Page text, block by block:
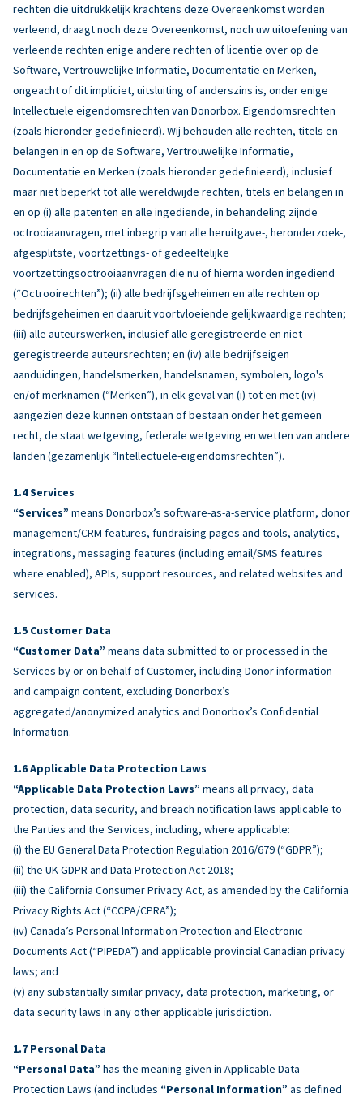
rechten die uitdrukkelijk krachtens deze Overeenkomst worden
verleend, draagt noch deze Overeenkomst, noch uw uitoefening van
verleende rechten enige andere rechten of licentie over op de
Software, Vertrouwelijke Informatie, Documentatie en Merken,
ongeacht of dit impliciet, uitsluiting of anderszins is, onder enige
Intellectuele eigendomsrechten van Donorbox. Eigendomsrechten
(zoals hieronder gedefinieerd). Wij behouden alle rechten, titels en
belangen in en op de Software, Vertrouwelijke Informatie,
Documentatie en Merken (zoals hieronder gedefinieerd), inclusief
maar niet beperkt tot alle wereldwijde rechten, titels en belangen in
en op (i) alle patenten en alle ingediende, in behandeling zijnde
octrooiaanvragen, met inbegrip van alle heruitgave-, heronderzoek-,
afgesplitste, voortzettings- of gedeeltelijke
voortzettingsoctrooiaanvragen die nu of hierna worden ingediend
(“Octrooirechten”); (ii) alle bedrijfsgeheimen en alle rechten op
bedrijfsgeheimen en daaruit voortvloeiende gelijkwaardige rechten;
(iii) alle auteurswerken, inclusief alle geregistreerde en niet-
geregistreerde auteursrechten; en (iv) alle bedrijfseigen
aanduidingen, handelsmerken, handelsnamen, symbolen, logo's
en/of merknamen (“Merken”), in elk geval van (i) tot en met (iv)
aangezien deze kunnen ontstaan of bestaan onder het gemeen
recht, de staat wetgeving, federale wetgeving en wetten van andere
landen (gezamenlijk “Intellectuele-eigendomsrechten”).
Services
“Services” means Donorbox’s software-as-a-service platform, donor
management/CRM features, fundraising pages and tools, analytics,
integrations, messaging features (including email/SMS features
where enabled), APIs, support resources, and related websites and
services.
Customer Data
“Customer Data” means data submitted to or processed in the
Services by or on behalf of Customer, including Donor information
and campaign content, excluding Donorbox’s
aggregated/anonymized analytics and Donorbox’s Confidential
Information.
Applicable Data Protection Laws
“Applicable Data Protection Laws” means all privacy, data
protection, data security, and breach notification laws applicable to
the Parties and the Services, including, where applicable:
(i) the EU General Data Protection Regulation 2016/679 (“GDPR”);
(ii) the UK GDPR and Data Protection Act 2018;
(iii) the California Consumer Privacy Act, as amended by the California
Privacy Rights Act (“CCPA/CPRA”);
(iv) Canada’s Personal Information Protection and Electronic
Documents Act (“PIPEDA”) and applicable provincial Canadian privacy
laws; and
(v) any substantially similar privacy, data protection, marketing, or
data security laws in any other applicable jurisdiction.
Personal Data
“Personal Data” has the meaning given in Applicable Data
Protection Laws (and includes “Personal Information” as defined